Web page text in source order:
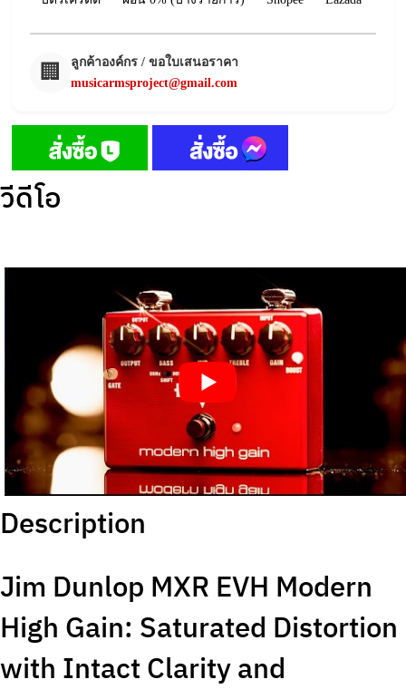
🏢
ลูกค้าองค์กร / ขอใบเสนอราคา
musicarmsproject@gmail.com
วีดีโอ
Description
Jim Dunlop MXR EVH Modern
High Gain: Saturated Distortion
with Intact Clarity and